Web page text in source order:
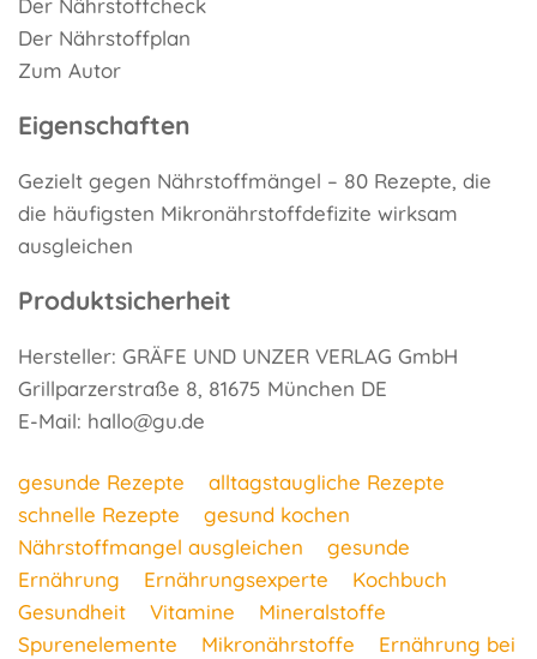
Der Nährstoffcheck
Der Nährstoffplan
Zum Autor
Eigenschaften
Gezielt gegen Nährstoffmängel – 80 Rezepte, die
die häufigsten Mikronährstoffdefizite wirksam
ausgleichen
Produktsicherheit
Hersteller: GRÄFE UND UNZER VERLAG GmbH
Grillparzerstraße 8, 81675 München DE
E-Mail: hallo@gu.de
gesunde Rezepte
alltagstaugliche Rezepte
schnelle Rezepte
gesund kochen
Nährstoffmangel ausgleichen
gesunde
Ernährung
Ernährungsexperte
Kochbuch
Gesundheit
Vitamine
Mineralstoffe
Spurenelemente
Mikronährstoffe
Ernährung bei